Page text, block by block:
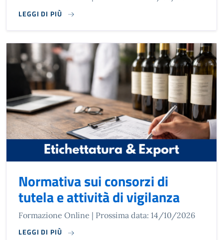
LEGGI DI PIÙ
Normativa sui consorzi di
tutela e attività di vigilanza
Formazione Online | Prossima data: 14/10/2026
LEGGI DI PIÙ